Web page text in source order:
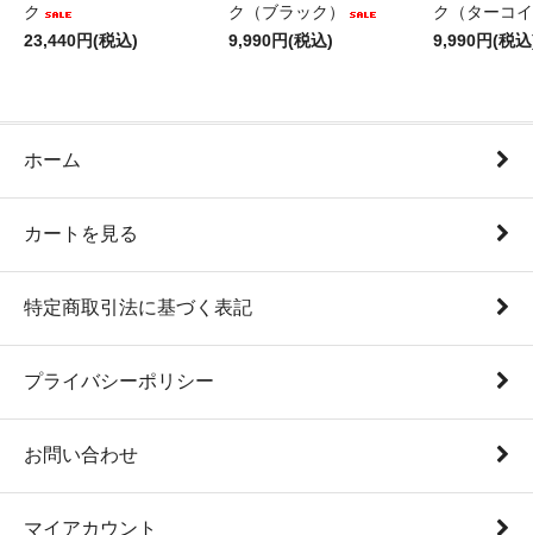
ク
23,440円(税込)
ク（ブラック）
9,990円(税込)
ク（ターコ
9,990円(税
ホーム
カートを見る
特定商取引法に基づく表記
プライバシーポリシー
お問い合わせ
マイアカウント